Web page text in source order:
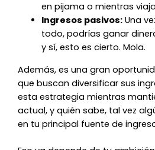
en pijama o mientras
Ingresos pasivos: Una
todo, podrías ganar
y sí, esto es cierto. Mola.
Además, es una gran
que buscan diversificar sus
esta estrategia mientras
actual, y quién sabe, tal vez
en tu principal fuente de